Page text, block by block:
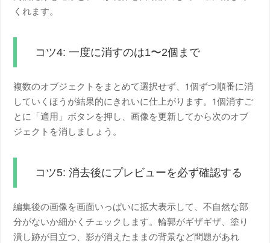
くれます。
コツ4: 一度に消すのは1〜2個まで
複数のオブジェクトをまとめて選択せず、1個ずつ順番に消
していくほうが結果的にきれいに仕上がります。1個消すご
とに「適用」ボタンを押し、画像を更新してから次のオブ
ジェクトを消しましょう。
コツ5: 消去後にプレビューを必ず確認する
編集後の画像を画面いっぱいに拡大表示して、不自然な部
分がないか細かくチェックします。輪郭がギザギザ、塗り
潰し跡が目立つ、影が消えたままの背景など問題があれ